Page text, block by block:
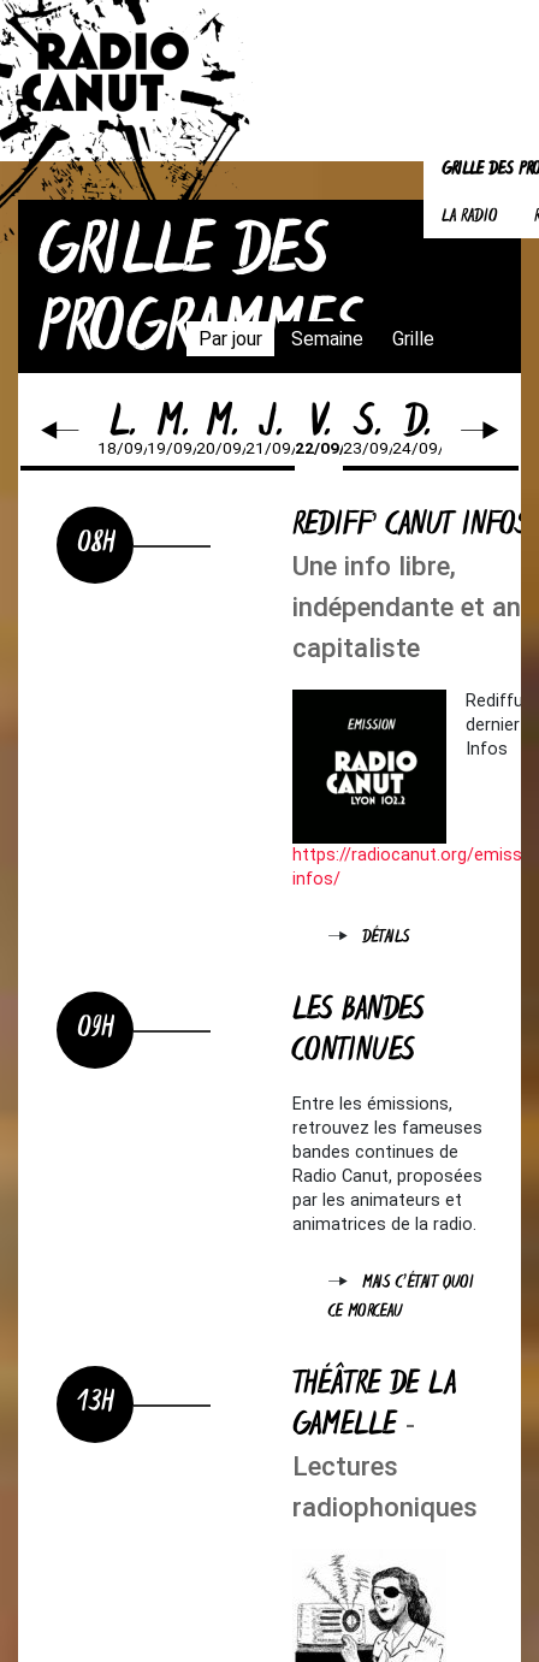
GRILLE DES
LA RADIO
GRILLE DES
PROGRAMMES
Par jour Semaine Grille
L.
18/09/23M.
19/09/23M.
20/09/23J.
21/09/23V.
22/09/23S.
23/09/23D.
24/09/23
08H REDIFF’ CANUT INFOS
Une info libre,
indépendante et
capitaliste
dernier
Infos
https://radiocanut.org/
infos/
DÉTAILS
09H
LES BANDES
CONTINUES
Entre les émissions,
retrouvez les fameuses
bandes continues de
Radio Canut, proposées
par les animateurs et
animatrices de la radio.
MAIS C'ÉTAIT QUOI
CE MORCEAU
13H
THÉÂTRE DE LA
GAMELLE -
Lectures
radiophoniques